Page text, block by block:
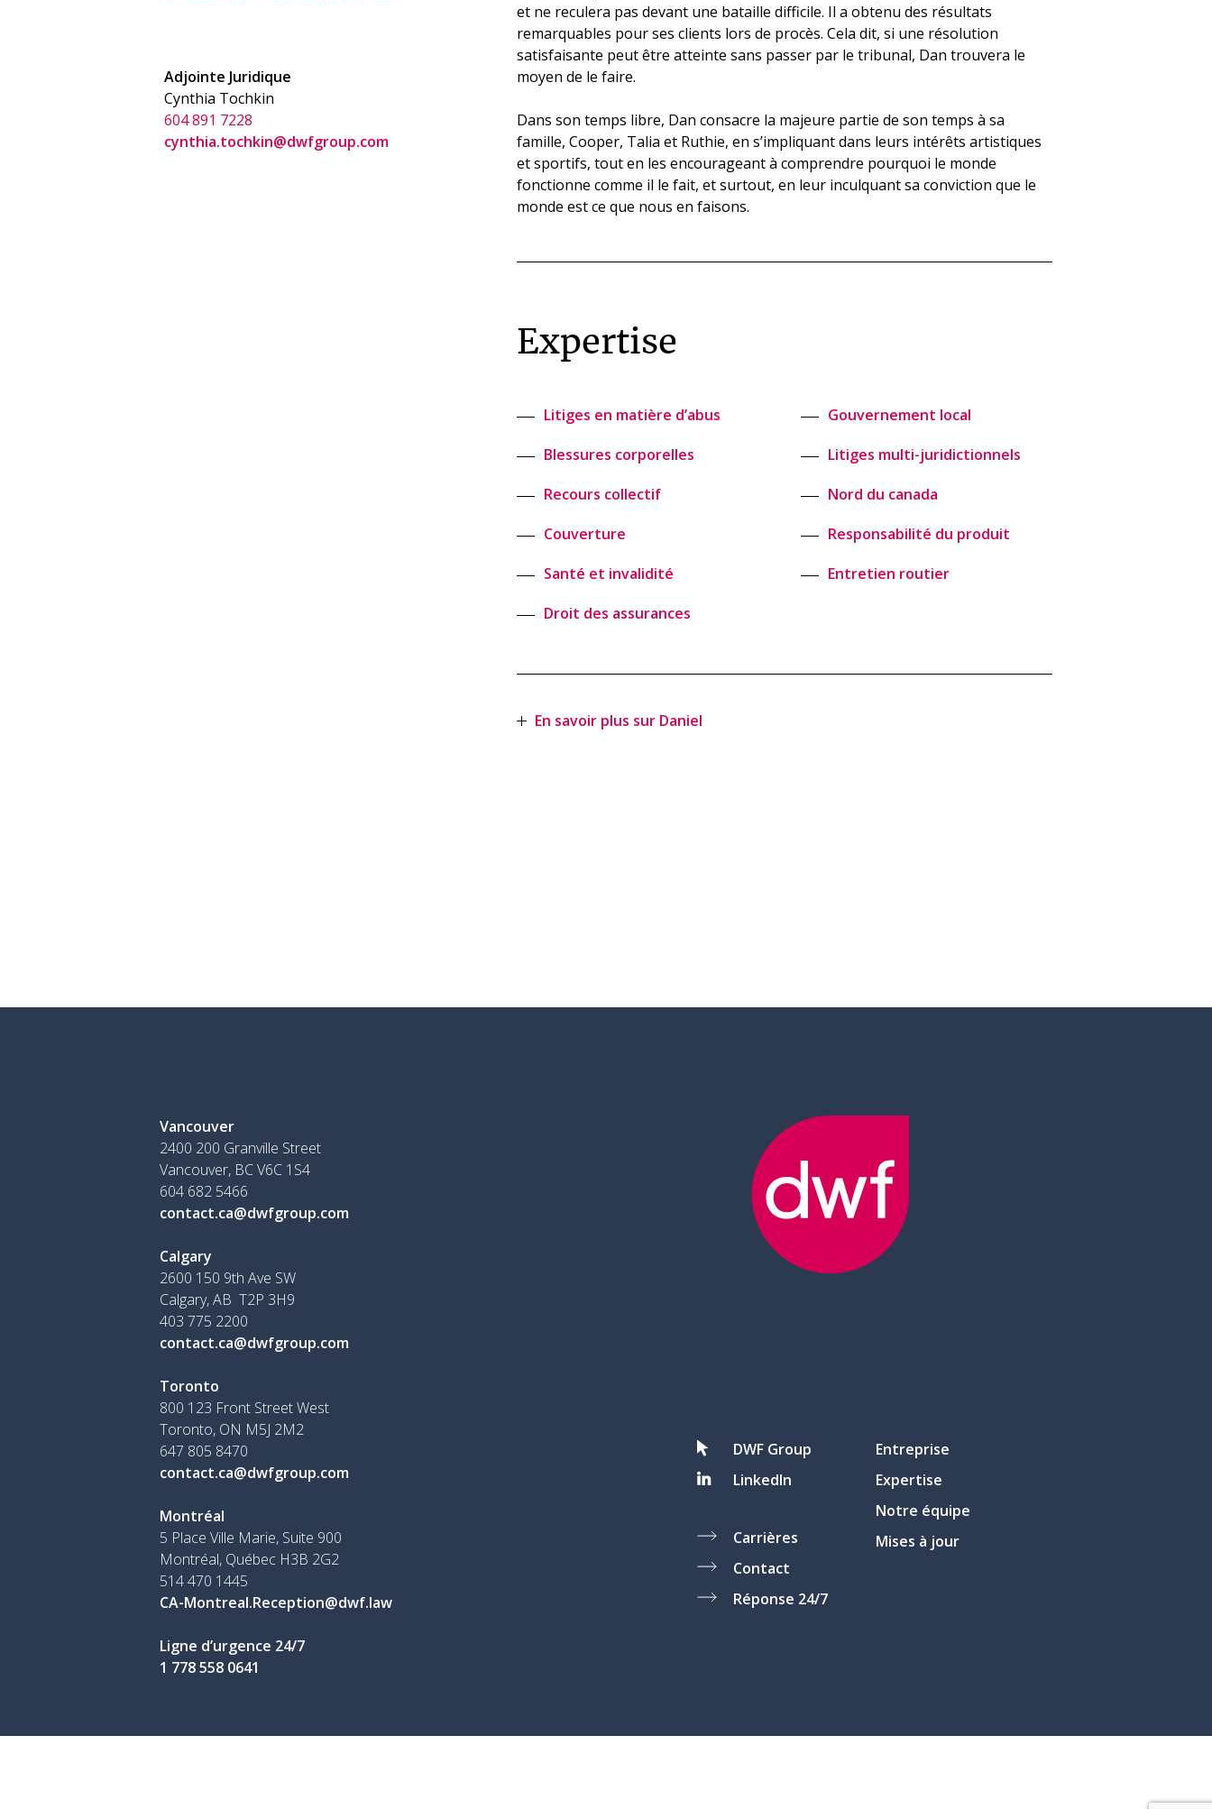
Adjointe Juridique
Cynthia Tochkin
604 891 7228
cynthia.tochkin@dwfgroup.com
et ne reculera pas devant une bataille difficile. Il a obtenu des résultats
remarquables pour ses clients lors de procès. Cela dit, si une résolution
satisfaisante peut être atteinte sans passer par le tribunal, Dan trouvera le
moyen de le faire.
Dans son temps libre, Dan consacre la majeure partie de son temps à sa
famille, Cooper, Talia et Ruthie, en s’impliquant dans leurs intérêts artistiques
et sportifs, tout en les encourageant à comprendre pourquoi le monde
fonctionne comme il le fait, et surtout, en leur inculquant sa conviction que le
monde est ce que nous en faisons.
Expertise
Litiges en matière d’abus
Blessures corporelles
Recours collectif
Couverture
Santé et invalidité
Droit des assurances
Gouvernement local
Litiges multi-juridictionnels
Nord du canada
Responsabilité du produit
Entretien routier
En savoir plus sur Daniel
Vancouver
2400 200 Granville Street
Vancouver, BC V6C 1S4
604 682 5466
contact.ca@dwfgroup.com
Calgary
2600 150 9th Ave SW
Calgary, AB T2P 3H9
403 775 2200
contact.ca@dwfgroup.com
Toronto
800 123 Front Street West
Toronto, ON M5J 2M2
647 805 8470
contact.ca@dwfgroup.com
Montréal
5 Place Ville Marie, Suite 900
Montréal, Québec H3B 2G2
514 470 1445
CA-Montreal.Reception@dwf.law
Ligne d’urgence 24/7
1 778 558 0641
DWF Group
LinkedIn
Carrières
Contact
Réponse 24/7
Entreprise
Expertise
Notre équipe
Mises à jour